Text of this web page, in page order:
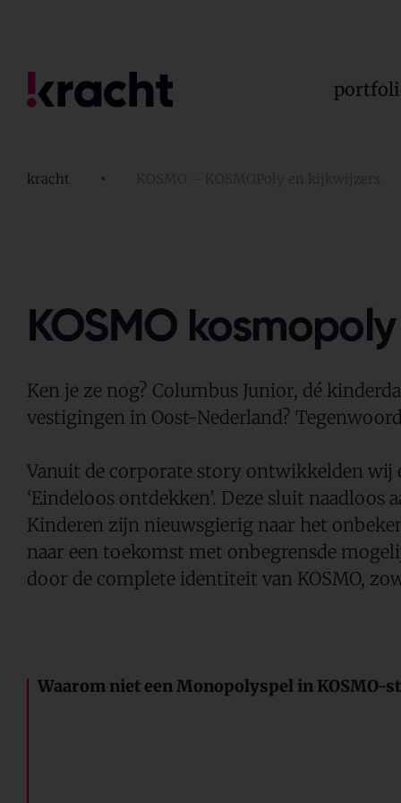
kracht •
KOSMO
Ken je ze nog? Columbus Junior, dé
vestigingen in Oost-Nederland?
Vanuit de corporate story ontwikkelden wij
‘Eindeloos ontdekken’. Deze sluit naadloos
Kinderen zijn nieuwsgierig naar het
naar een toekomst met onbegrensde
door de complete identiteit van KOSMO,
Waarom niet een Monopolyspel in KOSMO-